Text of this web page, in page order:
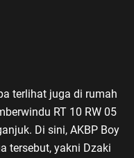
terlihat juga di rumah
RT 10 RW 05
Di sini, AKBP Boy
tersebut, yakni Dzaki